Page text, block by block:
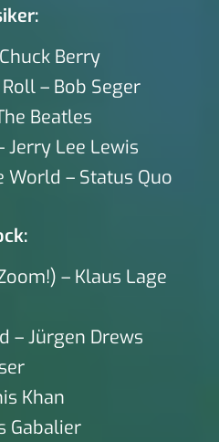
Berry
– Bob Seger
Beatles
Jerry Lee Lewis
World – Status Quo
– Klaus Lage
– Jürgen Drews
Khan
Gabalier